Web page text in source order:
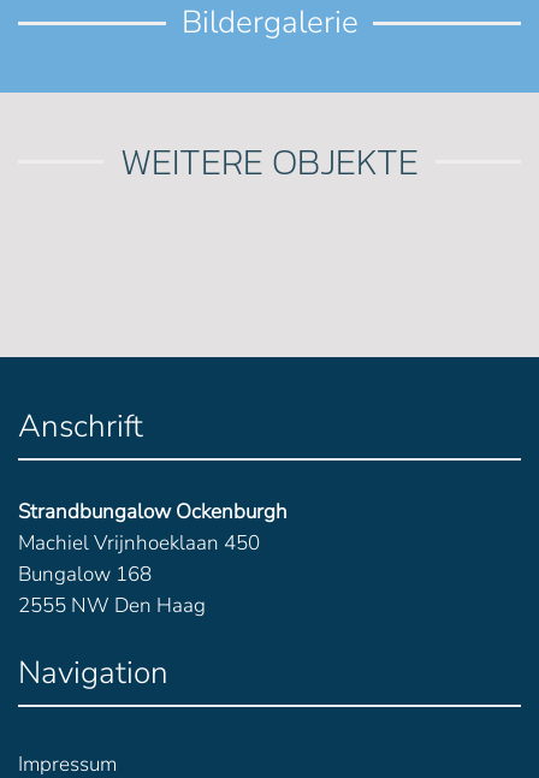
Bildergalerie
WEITERE OBJEKTE
Anschrift
Strandbungalow Ockenburgh
Machiel Vrijnhoeklaan 450
Bungalow 168
2555 NW Den Haag
Navigation
Impressum